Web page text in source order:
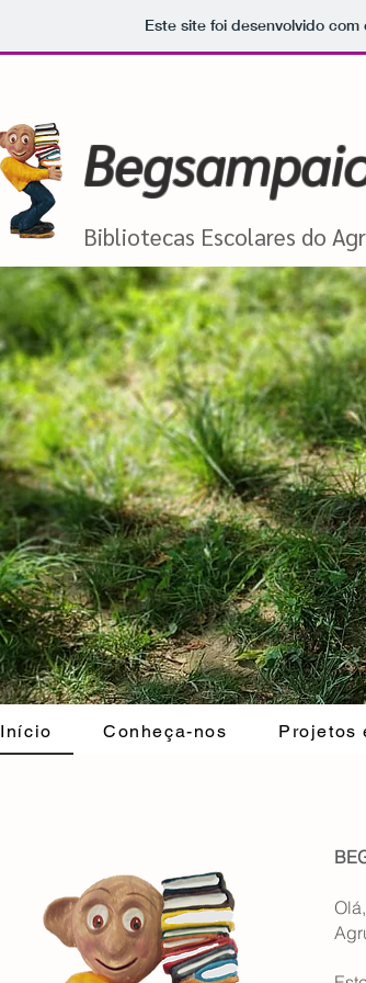
Este site foi desenvolvido
Bibliotecas Escolares do
Início Conheça-nos Projetos